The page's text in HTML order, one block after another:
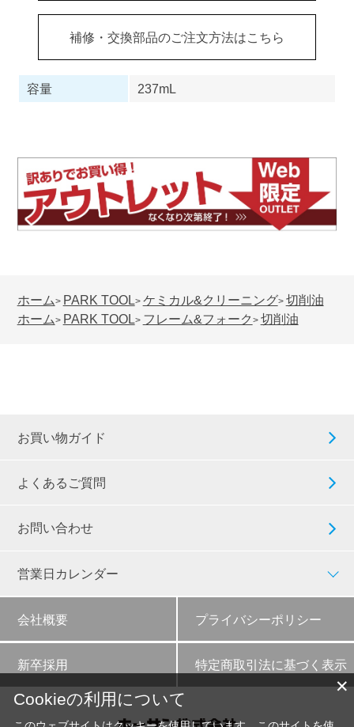
補修・交換部品のご注文方法はこちら
容量 237mL
ホーム> PARK TOOL> ケミカル&クリーニング> 切削油
ホーム> PARK TOOL> フレーム&フォーク > 切削油
お買い物ガイド
よくあるご質問
お問い合わせ
営業日カレンダー
会社概要 プライバシーポリシー
新卒採用 特定商取引法に基づく表示
✕
Cookieの利用について